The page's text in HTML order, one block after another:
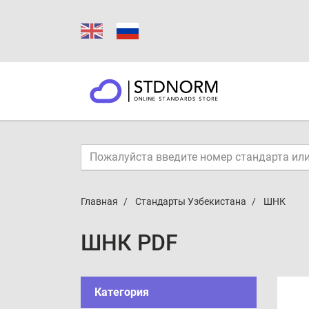
Главная Стандарты Узбекистана ШНК
ШНК PDF
Категория